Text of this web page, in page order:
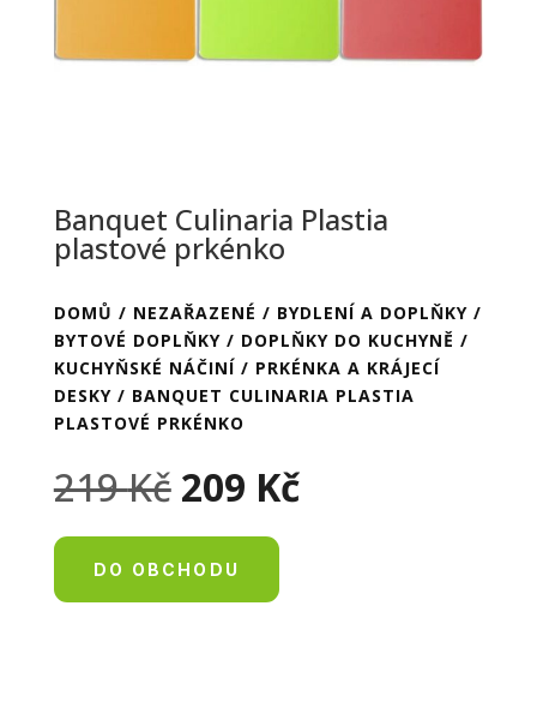
Banquet Culinaria Plastia
plastové prkénko
DOMŮ / NEZAŘAZENÉ / BYDLENÍ A DOPLŇKY/
BYTOVÉ DOPLŇKY/ DOPLŇKY DO KUCHYNĚ /
KUCHYŇSKÉ NÁČINÍ/ PRKÉNKA A KRÁJECÍ
DESKY/ BANQUET CULINARIA PLASTIA
PLASTOVÉ PRKÉNKO
219Kč Původní
cena
byla:
219 Kč.
209 KčAktuální
cena
DO OBCHODU